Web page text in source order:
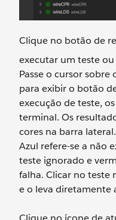
Clique no botão de
executar um teste
Passe o cursor
para exibir o botão
execução de teste,
terminal. Os
cores na barra
Azul refere-se a não
teste ignorado e
falha. Clicar no teste
e o leva diretamente
Clique no ícone de